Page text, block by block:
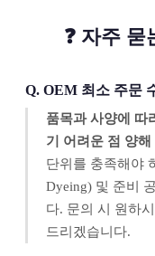
❓ 자주
Q. OEM 최소 주문
품목과 사양에 따
기 어려운 점 양
단위를 충족해야
Dyeing) 및 준비
다. 문의 시 원하
드리겠습니다.